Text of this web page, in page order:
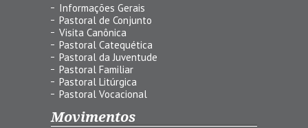
Informações Gerais
Pastoral de Conjunto
Visita Canônica
Pastoral Catequética
Pastoral da Juventude
Pastoral Familiar
Pastoral Litúrgica
Pastoral Vocacional
Movimentos